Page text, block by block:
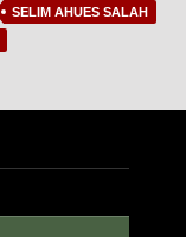
SELIM AHUES SALAH